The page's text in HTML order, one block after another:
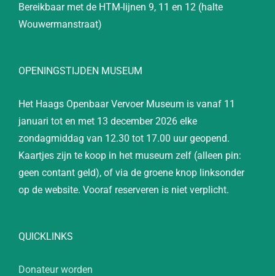
Bereikbaar met de HTM-lijnen 9, 11 en 12 (halte
Wouwermanstraat)
OPENINGSTIJDEN MUSEUM
Het Haags Openbaar Vervoer Museum is vanaf 11
januari tot en met 13 december 2026 elke
zondagmiddag van 12.30 tot 17.00 uur geopend.
Kaartjes zijn te koop in het museum zelf (alleen pin:
geen contant geld), of via de groene knop linksonder
op de website. Vooraf reserveren is niet verplicht.
QUICKLINKS
Donateur worden